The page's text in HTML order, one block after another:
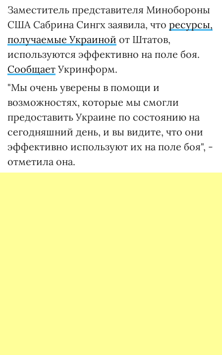
Заместитель представителя Минобороны
США Сабрина Сингх заявила, что ресурсы,
получаемые Украиной от Штатов,
используются эффективно на поле боя.
Сообщает Укринформ.
"Мы очень уверены в помощи и
возможностях, которые мы смогли
предоставить Украине по состоянию на
сегодняшний день, и вы видите, что они
эффективно используют их на поле боя", -
отметила она.